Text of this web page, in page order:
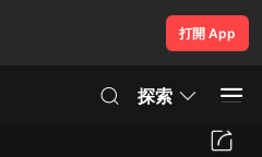
打開 App
探索